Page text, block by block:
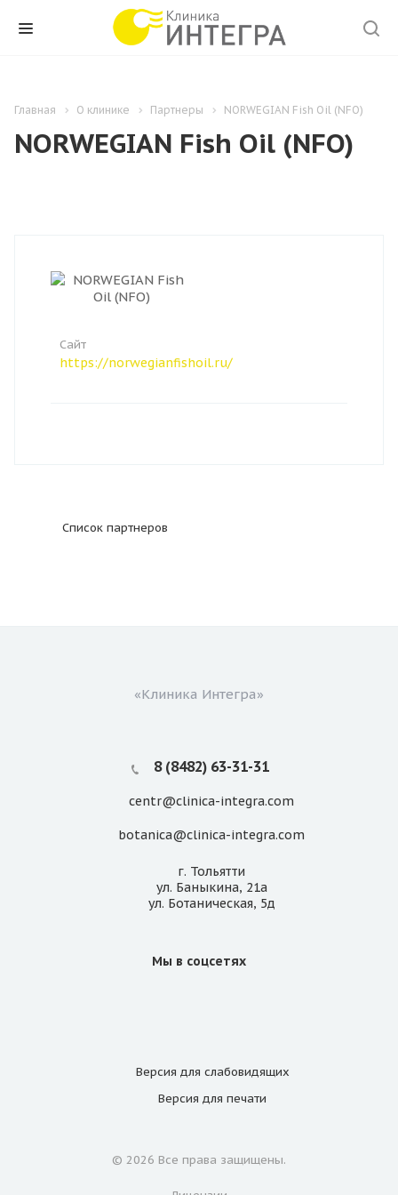
Главная О клинике Партнеры NORWEGIAN Fish Oil (NFO)
NORWEGIAN Fish Oil (NFO)
Сайт
https://norwegianfishoil.ru/
Список партнеров
«Клиника Интегра»
8 (8482) 63-31-31
centr@clinica-integra.com
botanica@clinica-integra.com
г. Тольятти
ул. Баныкина, 21а
ул. Ботаническая, 5д
Мы в соцсетях
Версия для слабовидящих
Версия для печати
© 2026 Все права защищены.